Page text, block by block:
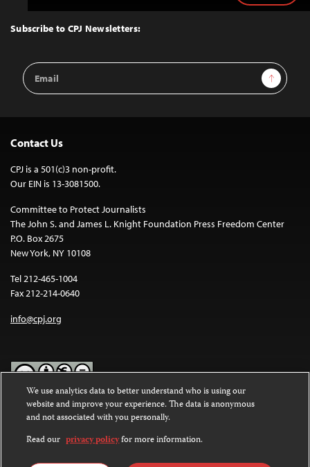
Top
Subscribe to CPJ Newsletters:
Email
Address
Sign Up
Contact Us
CPJ is a 501(c)3 non-profit.
Our EIN is 13-3081500.
Committee to Protect Journalists
The John S. and James L. Knight Foundation Press Freedom Center
P.O. Box 2675
New York, NY 10108
Tel 212-465-1004
Fax 212-214-0640
info@cpj.org
Except where noted, text on this website is licensed under a
Commons Attribution-NonCommercial-NoDerivatives 4.0
International License.
Images and other media are not covered by the Creative Commons
We use analytics data to better understand who is using our
website and improve your experience. The data is anonymous
and not associated with you personally.
Read our privacy policyfor more information.